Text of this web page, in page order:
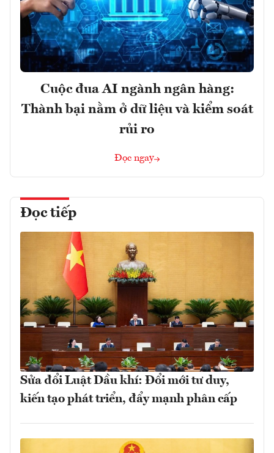
Cuộc đua AI ngành ngân hàng:
Thành bại nằm ở dữ liệu và kiểm soát
rủi ro
Đọc ngay
Đọc tiếp
Sửa đổi Luật Dầu khí: Đổi mới tư duy,
kiến tạo phát triển, đẩy mạnh phân cấp